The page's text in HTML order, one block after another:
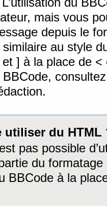
mais vous
depuis le
au style
] à la place de <
utiliser du HTML
pas possible
du
BBCode à la